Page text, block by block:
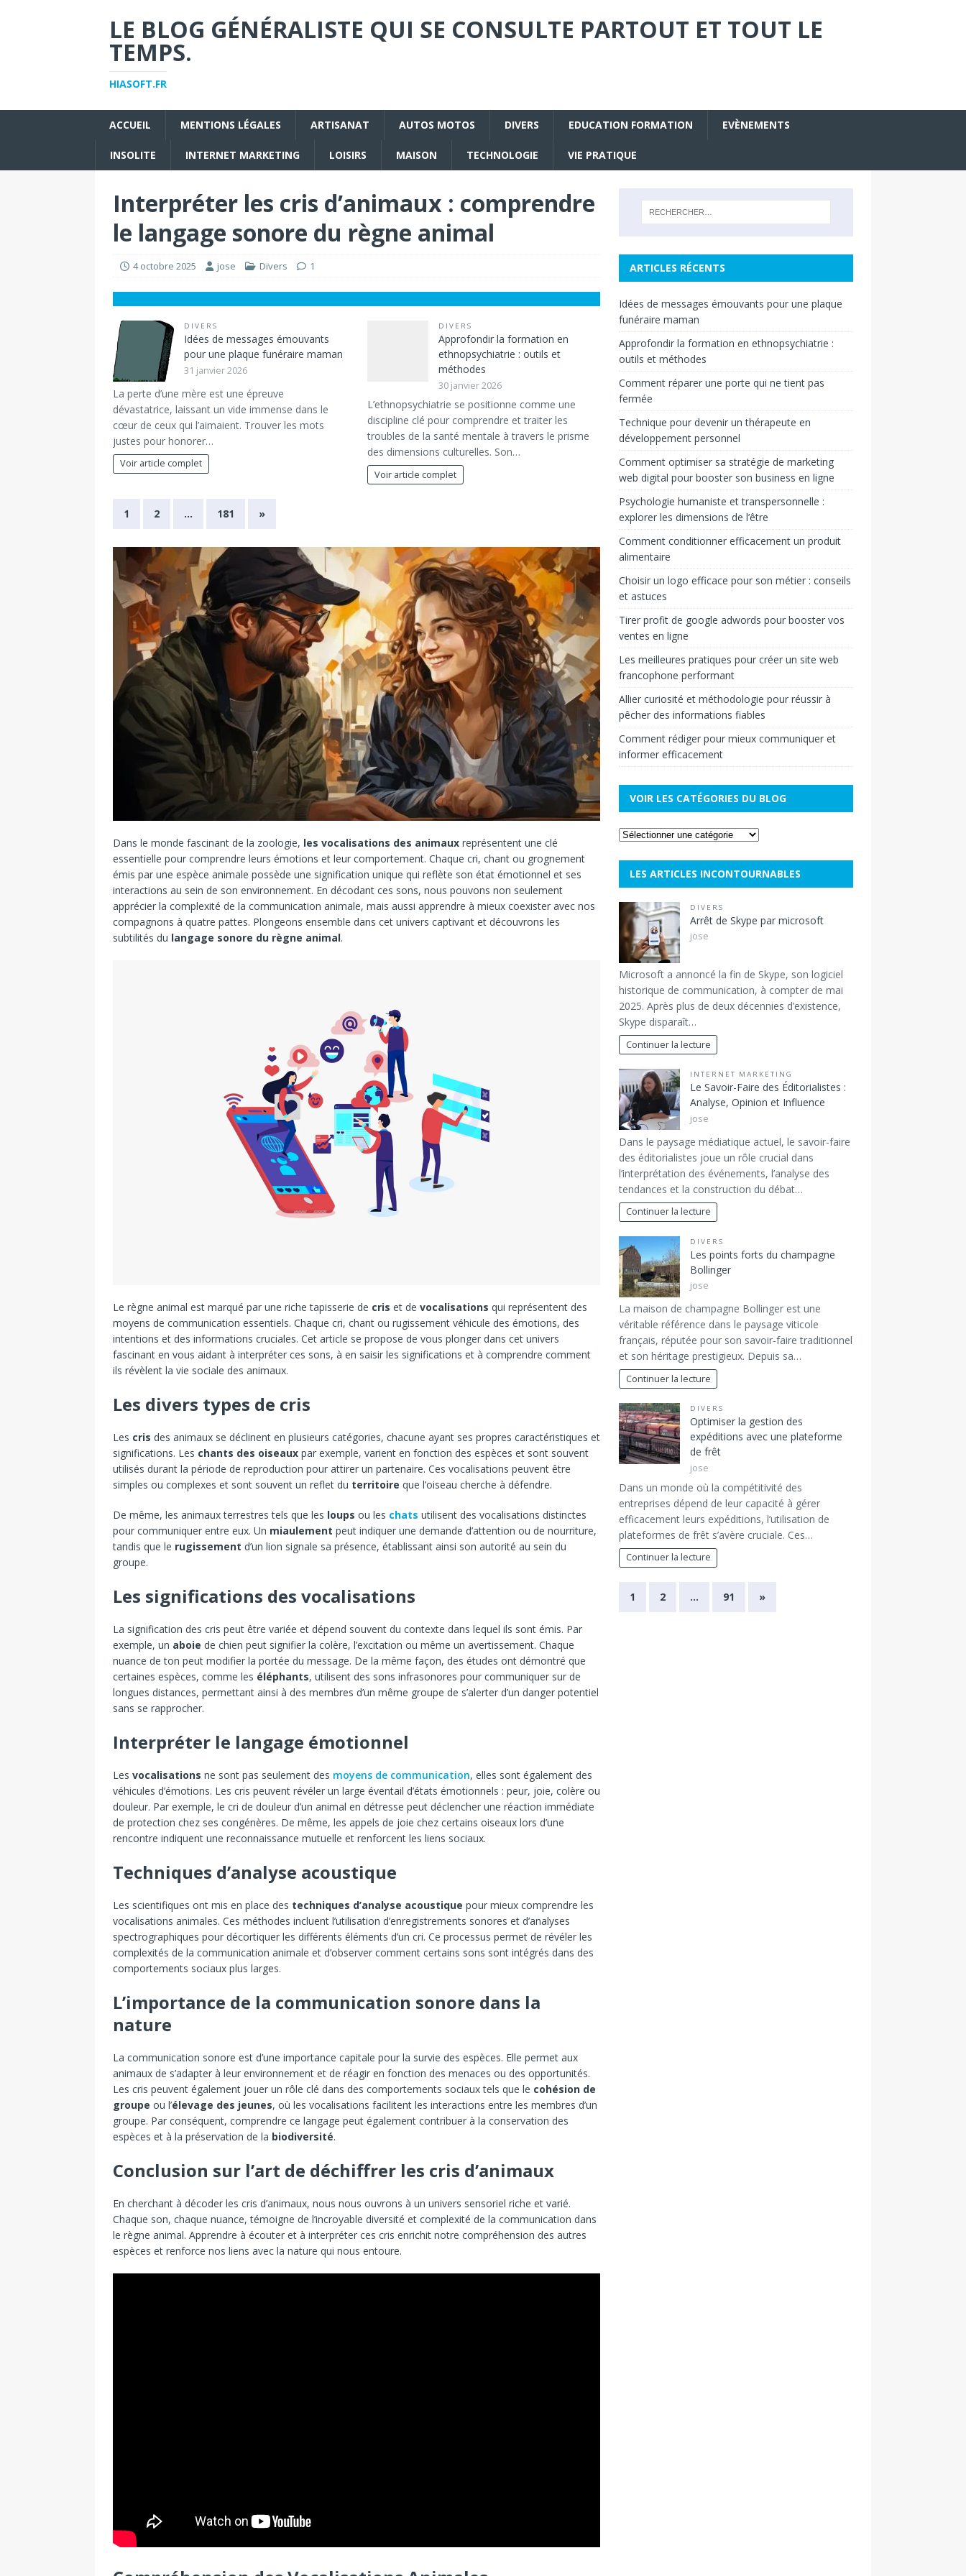
LE BLOG GÉNÉRALISTE QUI SE CONSULTE PARTOUT ET TOUT LE
TEMPS.
HIASOFT.FR
ACCUEIL MENTIONS LÉGALES ARTISANAT AUTOS MOTOS DIVERS EDUCATION FORMATION EVÈNEMENTS
INSOLITE INTERNET MARKETING LOISIRS MAISON TECHNOLOGIE VIE PRATIQUE
Interpréter les cris d’animaux : comprendre
le langage sonore du règne animal
4 octobre 2025 jose Divers 1
DIVERS
Idées de messages émouvants
pour une plaque funéraire maman
31 janvier 2026
La perte d’une mère est une épreuve
dévastatrice, laissant un vide immense dans le
cœur de ceux qui l’aimaient. Trouver les mots
justes pour honorer…
Voir article complet
DIVERS
Approfondir la formation en
ethnopsychiatrie : outils et
méthodes
30 janvier 2026
L’ethnopsychiatrie se positionne comme une
discipline clé pour comprendre et traiter les
troubles de la santé mentale à travers le prisme
des dimensions culturelles. Son…
Voir article complet
1 2 … 181 »
Dans le monde fascinant de la zoologie, les vocalisations des animaux représentent une clé
essentielle pour comprendre leurs émotions et leur comportement. Chaque cri, chant ou grognement
émis par une espèce animale possède une signification unique qui reflète son état émotionnel et ses
interactions au sein de son environnement. En décodant ces sons, nous pouvons non seulement
apprécier la complexité de la communication animale, mais aussi apprendre à mieux coexister avec nos
compagnons à quatre pattes. Plongeons ensemble dans cet univers captivant et découvrons les
subtilités du langage sonore du règne animal.
Le règne animal est marqué par une riche tapisserie de cris et de vocalisations qui représentent des
moyens de communication essentiels. Chaque cri, chant ou rugissement véhicule des émotions, des
intentions et des informations cruciales. Cet article se propose de vous plonger dans cet univers
fascinant en vous aidant à interpréter ces sons, à en saisir les significations et à comprendre comment
ils révèlent la vie sociale des animaux.
Les divers types de cris
Les cris des animaux se déclinent en plusieurs catégories, chacune ayant ses propres caractéristiques et
significations. Les chants des oiseaux par exemple, varient en fonction des espèces et sont souvent
utilisés durant la période de reproduction pour attirer un partenaire. Ces vocalisations peuvent être
simples ou complexes et sont souvent un reflet du territoire que l’oiseau cherche à défendre.
De même, les animaux terrestres tels que les loups ou les chats utilisent des vocalisations distinctes
pour communiquer entre eux. Un miaulement peut indiquer une demande d’attention ou de nourriture,
tandis que le rugissement d’un lion signale sa présence, établissant ainsi son autorité au sein du
groupe.
Les significations des vocalisations
La signification des cris peut être variée et dépend souvent du contexte dans lequel ils sont émis. Par
exemple, un aboie de chien peut signifier la colère, l’excitation ou même un avertissement. Chaque
nuance de ton peut modifier la portée du message. De la même façon, des études ont démontré que
certaines espèces, comme les éléphants, utilisent des sons infrasonores pour communiquer sur de
longues distances, permettant ainsi à des membres d’un même groupe de s’alerter d’un danger potentiel
sans se rapprocher.
Interpréter le langage émotionnel
Les vocalisations ne sont pas seulement des moyens de communication, elles sont également des
véhicules d’émotions. Les cris peuvent révéler un large éventail d’états émotionnels : peur, joie, colère ou
douleur. Par exemple, le cri de douleur d’un animal en détresse peut déclencher une réaction immédiate
de protection chez ses congénères. De même, les appels de joie chez certains oiseaux lors d’une
rencontre indiquent une reconnaissance mutuelle et renforcent les liens sociaux.
Techniques d’analyse acoustique
Les scientifiques ont mis en place des techniques d’analyse acoustique pour mieux comprendre les
vocalisations animales. Ces méthodes incluent l’utilisation d’enregistrements sonores et d’analyses
spectrographiques pour décortiquer les différents éléments d’un cri. Ce processus permet de révéler les
complexités de la communication animale et d’observer comment certains sons sont intégrés dans des
comportements sociaux plus larges.
L’importance de la communication sonore dans la
nature
La communication sonore est d’une importance capitale pour la survie des espèces. Elle permet aux
animaux de s’adapter à leur environnement et de réagir en fonction des menaces ou des opportunités.
Les cris peuvent également jouer un rôle clé dans des comportements sociaux tels que le cohésion de
groupe ou l’élevage des jeunes, où les vocalisations facilitent les interactions entre les membres d’un
groupe. Par conséquent, comprendre ce langage peut également contribuer à la conservation des
espèces et à la préservation de la biodiversité.
Conclusion sur l’art de déchiffrer les cris d’animaux
En cherchant à décoder les cris d’animaux, nous nous ouvrons à un univers sensoriel riche et varié.
Chaque son, chaque nuance, témoigne de l’incroyable diversité et complexité de la communication dans
le règne animal. Apprendre à écouter et à interpréter ces cris enrichit notre compréhension des autres
espèces et renforce nos liens avec la nature qui nous entoure.
ARTICLES RÉCENTS
Idées de messages émouvants pour une plaque
funéraire maman
Approfondir la formation en ethnopsychiatrie :
outils et méthodes
Comment réparer une porte qui ne tient pas
fermée
Technique pour devenir un thérapeute en
développement personnel
Comment optimiser sa stratégie de marketing
web digital pour booster son business en ligne
Psychologie humaniste et transpersonnelle :
explorer les dimensions de l’être
Comment conditionner efficacement un produit
alimentaire
Choisir un logo efficace pour son métier : conseils
et astuces
Tirer profit de google adwords pour booster vos
ventes en ligne
Les meilleures pratiques pour créer un site web
francophone performant
Allier curiosité et méthodologie pour réussir à
pêcher des informations fiables
Comment rédiger pour mieux communiquer et
informer efficacement
VOIR LES CATÉGORIES DU BLOG
LES ARTICLES INCONTOURNABLES
DIVERS
Arrêt de Skype par microsoft
jose
Microsoft a annoncé la fin de Skype, son logiciel
historique de communication, à compter de mai
2025. Après plus de deux décennies d’existence,
Skype disparaît…
Continuer la lecture
INTERNET MARKETING
Le Savoir-Faire des Éditorialistes :
Analyse, Opinion et Influence
jose
Dans le paysage médiatique actuel, le savoir-faire
des éditorialistes joue un rôle crucial dans
l’interprétation des événements, l’analyse des
tendances et la construction du débat…
Continuer la lecture
DIVERS
Les points forts du champagne
Bollinger
jose
La maison de champagne Bollinger est une
véritable référence dans le paysage viticole
français, réputée pour son savoir-faire traditionnel
et son héritage prestigieux. Depuis sa…
Continuer la lecture
DIVERS
Optimiser la gestion des
expéditions avec une plateforme
de frêt
jose
Dans un monde où la compétitivité des
entreprises dépend de leur capacité à gérer
efficacement leurs expéditions, l’utilisation de
plateformes de frêt s’avère cruciale. Ces…
Continuer la lecture
1 2 … 91 »